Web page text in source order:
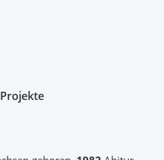
Projekte